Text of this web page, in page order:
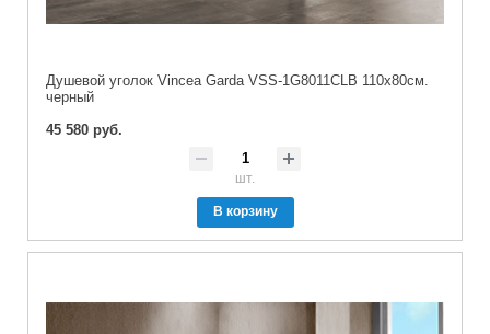
Душевой уголок Vincea Garda VSS-1G8011CLB 110х80см.
черный
45 580 руб.
шт.
В корзину